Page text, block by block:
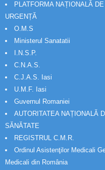
PLATFORMA NAȚIONALĂ
URGENȚĂ
O.M.S
Ministerul Sanatatii
I.N.S.P.
C.N.A.S.
C.J.A.S. Iasi
U.M.F. Iasi
Guvernul Romaniei
AUTORITATEA NAȚIONALĂ
SĂNĂTATE
REGISTRUL C.M.R.
Ordinul Asistenţilor Medicali
Medicali din România